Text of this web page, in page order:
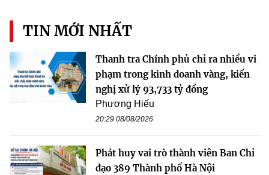
TIN MỚI NHẤT
Thanh tra Chính phủ chỉ ra nhiều vi
phạm trong kinh doanh vàng, kiến
nghị xử lý 93,733 tỷ đồng
Phương Hiếu
20:29 08/08/2026
Phát huy vai trò thành viên Ban Chỉ
đạo 389 Thành phố Hà Nội